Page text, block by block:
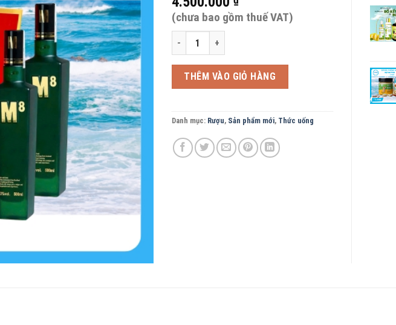
(chưa bao gồm thuế VAT)
MẪU SƠN ĐỈNH - Rượu M8 thùng 6 chai 500ml - 33độ số lượng
THÊM VÀO GIỎ HÀNG
Danh mục: Rượu, Sản phẩm mới, Thức uống